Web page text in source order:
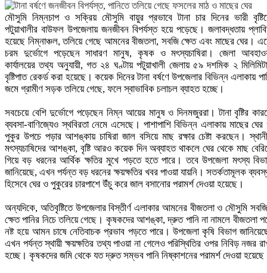
মৌসুমি নিম্নচাপ ও সক্রিয় মৌসুমি বায়ুর প্রভাবে টানা চার দিনের ভারী
পটুয়াখালীর বাউফল উপজেলায় জনজীবন বিপর্যস্ত হয়ে পড়েছে। জলাবদ্ধতায়
হয়েছে নিম্নাঞ্চল, তলিয়ে গেছে আমনের বীজতলা, সবজি ক্ষেত এবং মাছের ঘের।
চরম দুর্ভোগে পড়েছেন সাধারণ মানুষ, কৃষক ও মৎস্যচাষিরা। জেলা
কার্যালয়ের তথ্য অনুযায়ী, গত ২৪ ঘণ্টায় পটুয়াখালী জেলায় ৫৯ দশমিক ২
বৃষ্টিপাত রেকর্ড করা হয়েছে। কয়েক দিনের টানা বর্ষণে উপজেলার বিভিন্ন এলাকায়
জমে গ্রামীণ সড়ক তলিয়ে গেছে, ফলে স্বাভাবিক চলাচল ব্যাহত হচ্ছে।
সবচেয়ে বেশি দুর্ভোগে পড়েছেন নিম্ন আয়ের মানুষ ও দিনমজুররা। টানা বৃষ্টির
ব্যবসা-বাণিজ্যেও স্থবিরতা নেমে এসেছে। পাশাপাশি বিভিন্ন এলাকায় মাছের
পুকুর উপচে পড়ার আশঙ্কায় চাষিরা জাল বসিয়ে মাছ রক্ষার চেষ্টা করছেন।
মৎস্যচাষিদের আশঙ্কা, বৃষ্টি আরও কয়েক দিন অব্যাহত থাকলে ঘের থেকে মাছ
গিয়ে বড় ধরনের আর্থিক ক্ষতির মুখে পড়তে হতে পারে। তবে উপজেলা মৎস্য
জানিয়েছে, এখন পর্যন্ত বড় ধরনের ক্ষয়ক্ষতির খবর পাওয়া যায়নি। সতর্কতামূলক
হিসেবে ঘের ও পুকুরের চারপাশে উঁচু করে জাল বসানোর পরামর্শ দেওয়া হয়েছে।
অন্যদিকে, অতিবৃষ্টিতে উপজেলার বিস্তীর্ণ এলাকার আমনের বীজতলা ও মৌসুমি
ক্ষেত পানির নিচে তলিয়ে গেছে। কৃষকদের আশঙ্কা, দ্রুত পানি না নামলে বীজতলা
নষ্ট হয়ে আমন চাষে নেতিবাচক প্রভাব পড়তে পারে। উপজেলা কৃষি বিভাগ
এখন পর্যন্ত স্থায়ী ক্ষয়ক্ষতির তথ্য পাওয়া না গেলেও পরিস্থিতির ওপর নিবিড় নজর
হচ্ছে। কৃষকদের জমি থেকে যত দ্রুত সম্ভব পানি নিষ্কাশনের পরামর্শ দেওয়া